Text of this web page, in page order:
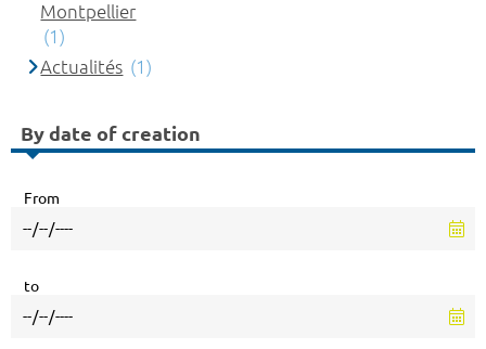
Montpellier
(1)
Actualités (1)
By date of creation
From
to